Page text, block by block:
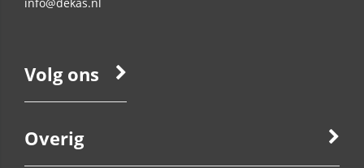
Volg ons
Overig